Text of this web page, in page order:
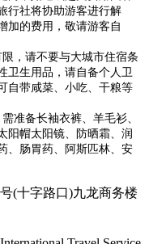
行社将协助游客进行解
加的费用，敬请游客自
，请不要与大城市住宿条
卫生用品，请自备个人卫
自带咸菜、小吃、干粮等
准备长袖衣裤、羊毛衫、
阳帽太阳镜、防晒霜、润
、肠胃药、阿斯匹林、安
(十字路口)九龙商务楼